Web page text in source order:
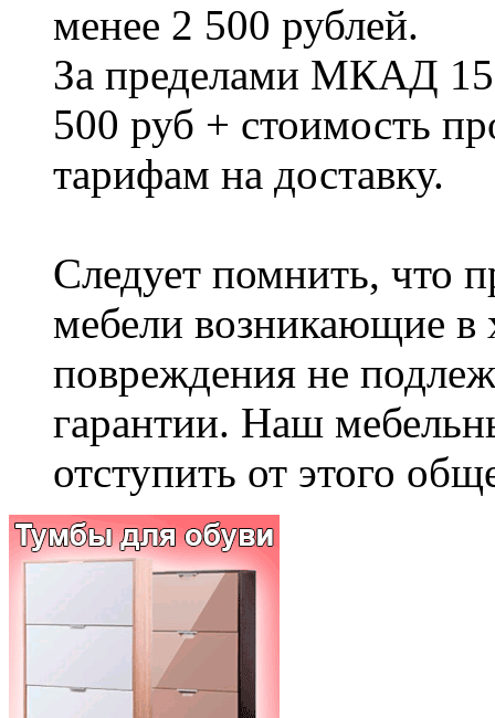
менее 2 500 рублей.
За пределами МКАД
500 руб + стоимость
тарифам на доставку.
Следует помнить, что
мебели возникающие в
повреждения не
гарантии. Наш
отступить от этого